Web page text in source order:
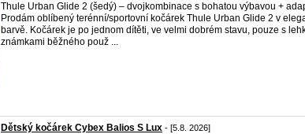
Thule Urban Glide 2 (šedý) – dvojkombinace s bohatou výbavou +
Prodám oblíbený terénní/sportovní kočárek Thule Urban Glide 2 v
barvě. Kočárek je po jednom dítěti, ve velmi dobrém stavu, pouze s
známkami běžného použ ...
Dětský kočárek Cybex Balios S Lux - [5.8. 2026]